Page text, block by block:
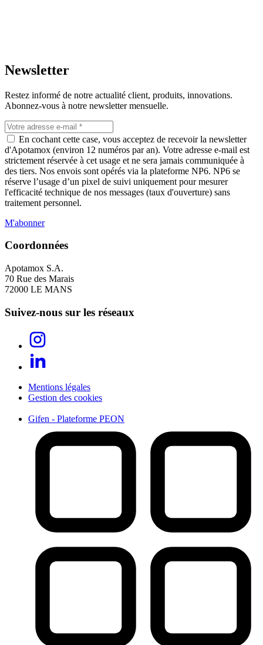
29 000
12 000
7
500
Newsletter
Restez informé de notre actualité client, produits, innovations.
Abonnez-vous à notre newsletter mensuelle.
En cochant cette case, vous acceptez de recevoir la newsletter
d'Apotamox (environ 12 numéros par an). Votre adresse e-mail est
strictement réservée à cet usage et ne sera jamais communiquée à
des tiers. Nos envois sont opérés via la plateforme NP6. NP6 se
réserve l’usage d’un pixel de suivi uniquement pour mesurer
l'efficacité technique de nos messages (taux d'ouverture) sans
traitement personnel.
M'abonner
Coordonnées
Apotamox S.A.
70 Rue des Marais
72000 LE MANS
Suivez-nous sur les réseaux
Mentions légales
Gestion des cookies
Gifen - Plateforme PEON